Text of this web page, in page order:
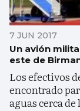
7 JUN 2017
Un avión
este de
Los efectivos
encontrado
aguas cerca